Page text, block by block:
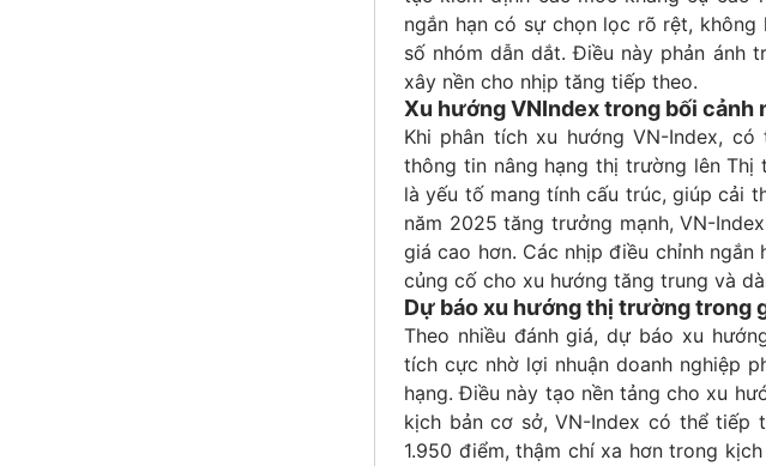
ngắn hạn có sự chọn lọc rõ rệt,
số nhóm dẫn dắt. Điều này phản ánh
xây nền cho nhịp tăng tiếp theo.
Xu hướng VNIndex trong bối cảnh
Khi phân tích xu hướng VN-Index,
thông tin nâng hạng thị trường lên
là yếu tố mang tính cấu trúc, giúp cải
năm 2025 tăng trưởng mạnh, VN-
giá cao hơn. Các nhịp điều chỉnh ngắn
củng cố cho xu hướng tăng trung và
Dự báo xu hướng thị trường trong
Theo nhiều đánh giá, dự báo xu
tích cực nhờ lợi nhuận doanh nghiệp
hạng. Điều này tạo nền tảng cho xu
kịch bản cơ sở, VN-Index có thể tiếp
1.950 điểm, thậm chí xa hơn trong